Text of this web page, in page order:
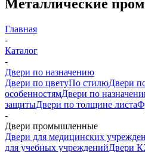
Металлические
Главная
-
Каталог
-
Двери по назначению
Двери по цветуПо стилюДвери
особенностямДвери по
защитыДвери по толщине листа
-
Двери промышленные
Двери для медицинских
для учебных учрежденийДвери